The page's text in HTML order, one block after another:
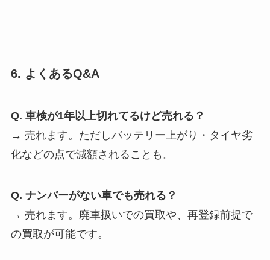
6. よくあるQ&A
Q. 車検が1年以上切れてるけど売れる？
→ 売れます。ただしバッテリー上がり・タイヤ劣
化などの点で減額されることも。
Q. ナンバーがない車でも売れる？
→ 売れます。廃車扱いでの買取や、再登録前提で
の買取が可能です。